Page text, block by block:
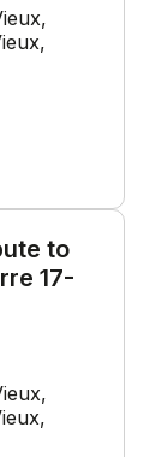
to
17-